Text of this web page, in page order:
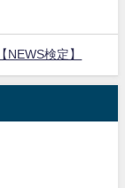
検定】